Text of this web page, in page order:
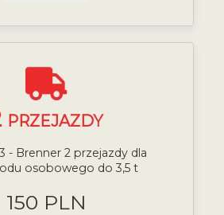
PRZEJAZDY
- Brenner 2 przejazdy dla
osobowego do 3,5 t
150 PLN